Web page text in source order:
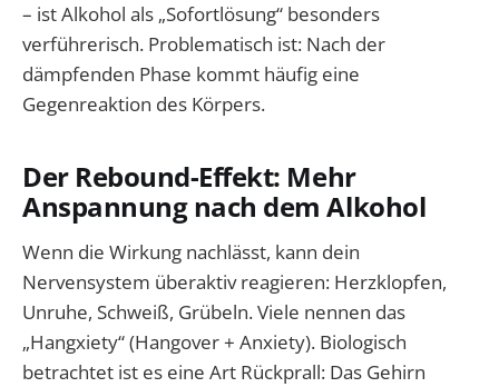
– ist Alkohol als „Sofortlösung“ besonders
verführerisch. Problematisch ist: Nach der
dämpfenden Phase kommt häufig eine
Gegenreaktion des Körpers.
Der Rebound-Effekt: Mehr
Anspannung nach dem Alkohol
Wenn die Wirkung nachlässt, kann dein
Nervensystem überaktiv reagieren: Herzklopfen,
Unruhe, Schweiß, Grübeln. Viele nennen das
„Hangxiety“ (Hangover + Anxiety). Biologisch
betrachtet ist es eine Art Rückprall: Das Gehirn